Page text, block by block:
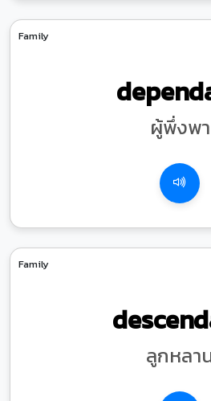
Family
ผู้พึ่งพา
Family
ลูกหลา